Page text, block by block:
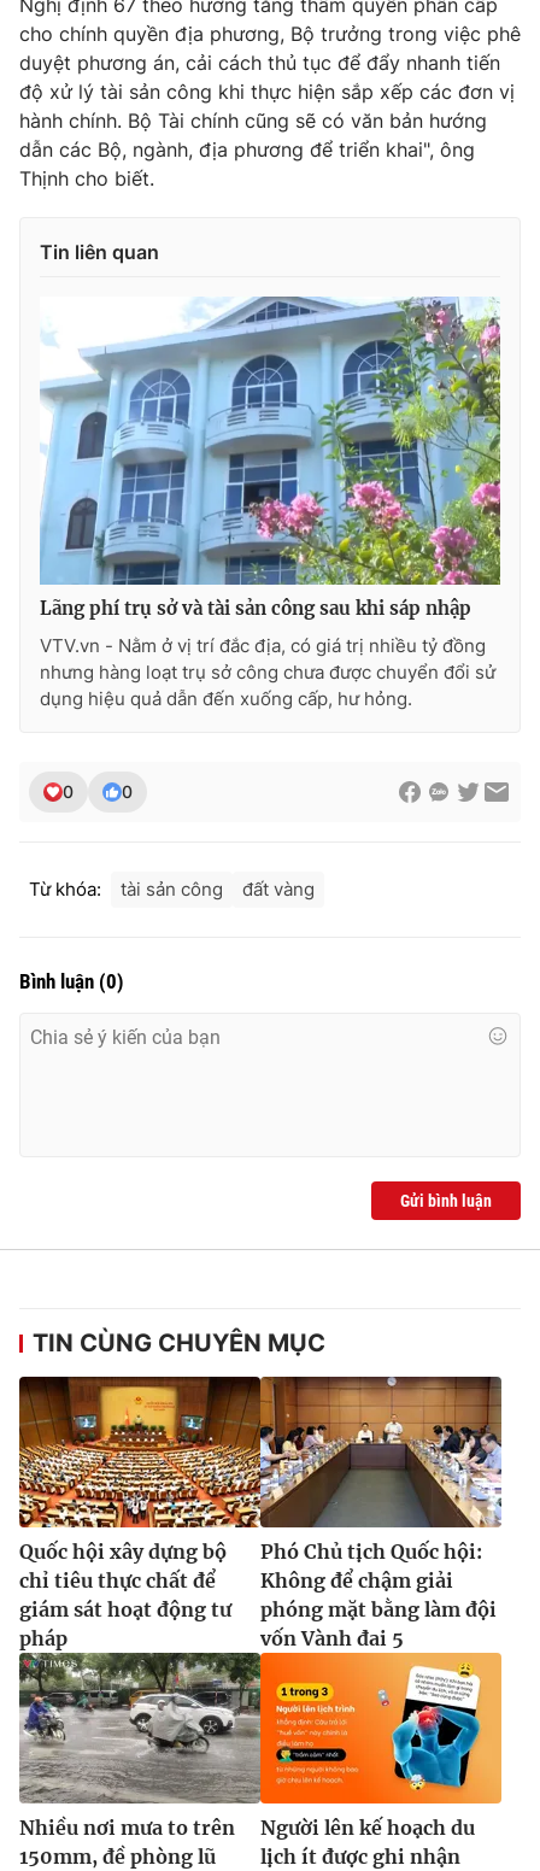
Nghị định 67 theo hướng tăng thẩm quyền phân cấp
cho chính quyền địa phương, Bộ trưởng trong việc phê
duyệt phương án, cải cách thủ tục để đẩy nhanh tiến
độ xử lý tài sản công khi thực hiện sắp xếp các đơn vị
hành chính. Bộ Tài chính cũng sẽ có văn bản hướng
dẫn các Bộ, ngành, địa phương để triển khai", ông
Thịnh cho biết.
Tin liên quan
Lãng phí trụ sở và tài sản công sau khi sáp nhập
VTV.vn - Nằm ở vị trí đắc địa, có giá trị nhiều tỷ đồng
nhưng hàng loạt trụ sở công chưa được chuyển đổi sử
dụng hiệu quả dẫn đến xuống cấp, hư hỏng.
0 0
Từ khóa: tài sản công đất vàng
Bình luận (0)
Gửi bình luận
TIN CÙNG CHUYÊN MỤC
Quốc hội xây dựng bộ
chỉ tiêu thực chất để
giám sát hoạt động tư
pháp
Phó Chủ tịch Quốc hội:
Không để chậm giải
phóng mặt bằng làm đội
vốn Vành đai 5
Nhiều nơi mưa to trên
150mm, đề phòng lũ
Người lên kế hoạch du
lịch ít được ghi nhận